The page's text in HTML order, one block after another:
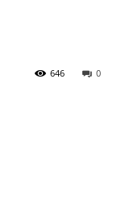
0
646